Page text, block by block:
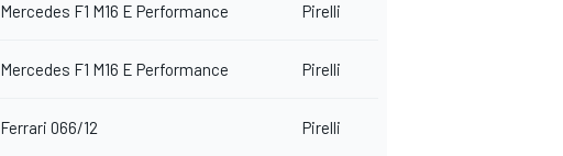
Mercedes F1 M16 E Performance Pirelli
Mercedes F1 M16 E Performance Pirelli
Ferrari 066/12 Pirelli